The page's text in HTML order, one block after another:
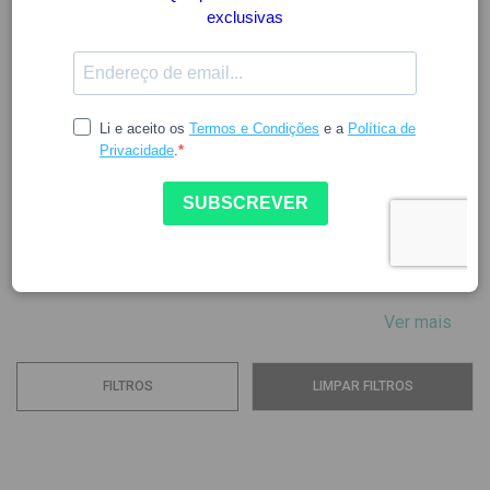
DR. SCHOLLS
Fundada há 100 anos, a Dr. Scholls é uma marca
Oferecendo uma vasta gama de produtos, como calçado,
saúde, conforto e bem-estar das pessoas através do
tratamento dos seus pés.
Ver mais
FILTROS LIMPAR FILTROS